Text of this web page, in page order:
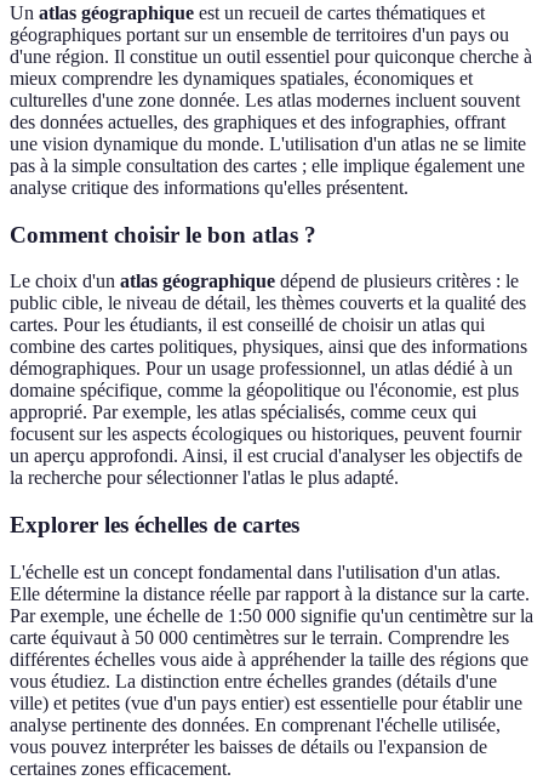
Un atlas géographique est un recueil de cartes thématiques et
géographiques portant sur un ensemble de territoires d'un pays ou
d'une région. Il constitue un outil essentiel pour quiconque cherche à
mieux comprendre les dynamiques spatiales, économiques et
culturelles d'une zone donnée. Les atlas modernes incluent souvent
des données actuelles, des graphiques et des infographies, offrant
une vision dynamique du monde. L'utilisation d'un atlas ne se limite
pas à la simple consultation des cartes ; elle implique également une
analyse critique des informations qu'elles présentent.
Comment choisir le bon atlas ?
Le choix d'un atlas géographique dépend de plusieurs critères : le
public cible, le niveau de détail, les thèmes couverts et la qualité des
cartes. Pour les étudiants, il est conseillé de choisir un atlas qui
combine des cartes politiques, physiques, ainsi que des informations
démographiques. Pour un usage professionnel, un atlas dédié à un
domaine spécifique, comme la géopolitique ou l'économie, est plus
approprié. Par exemple, les atlas spécialisés, comme ceux qui
focusent sur les aspects écologiques ou historiques, peuvent fournir
un aperçu approfondi. Ainsi, il est crucial d'analyser les objectifs de
la recherche pour sélectionner l'atlas le plus adapté.
Explorer les échelles de cartes
L'échelle est un concept fondamental dans l'utilisation d'un atlas.
Elle détermine la distance réelle par rapport à la distance sur la carte.
Par exemple, une échelle de 1:50 000 signifie qu'un centimètre sur la
carte équivaut à 50 000 centimètres sur le terrain. Comprendre les
différentes échelles vous aide à appréhender la taille des régions que
vous étudiez. La distinction entre échelles grandes (détails d'une
ville) et petites (vue d'un pays entier) est essentielle pour établir une
analyse pertinente des données. En comprenant l'échelle utilisée,
vous pouvez interpréter les baisses de détails ou l'expansion de
certaines zones efficacement.